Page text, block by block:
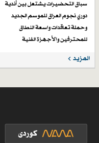
سباق التحضيرات يشتعل بين أندية
دوري نجوم العراق للموسم الجديد
وحملة تعاقدات واسعة النطاق
للمحترفين والأجهزة الفنية
قبل 5 أيام
المزيد